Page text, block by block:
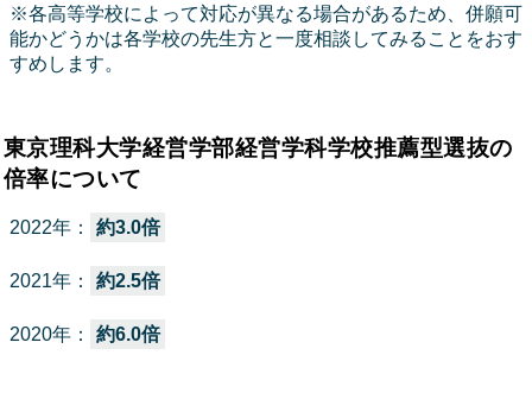
※各高等学校によって対応が異なる場合があるため、併願可
能かどうかは各学校の先生方と一度相談してみることをおす
すめします。
東京理科大学経営学部経営学科学校推薦型選抜の
倍率について
2022年： 約3.0倍
2021年： 約2.5倍
2020年： 約6.0倍